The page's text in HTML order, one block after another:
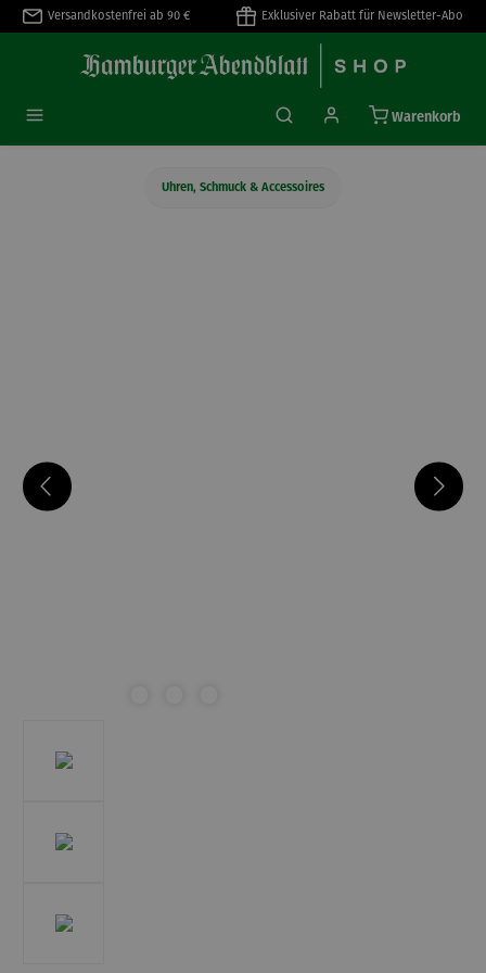
springen
Versandkostenfrei ab 90 € Exklusiver Rabatt für Newsletter-Abo
Warenkorb
Uhren, Schmuck & Accessoires